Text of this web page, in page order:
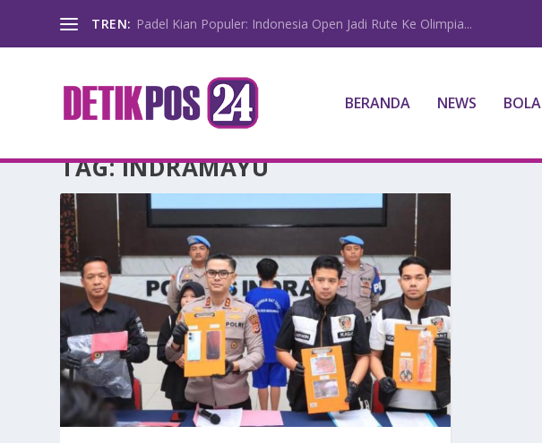
TREN: Padel Kian Populer: Indonesia Open Jadi Rute Ke Olimpia...
BERANDA NEWS BOLA
TAG:INDRAMAYU